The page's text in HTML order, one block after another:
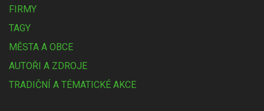
FIRMY
TAGY
MĚSTA A OBCE
AUTOŘI A ZDROJE
TRADIČNÍ A TÉMATICKÉ AKCE